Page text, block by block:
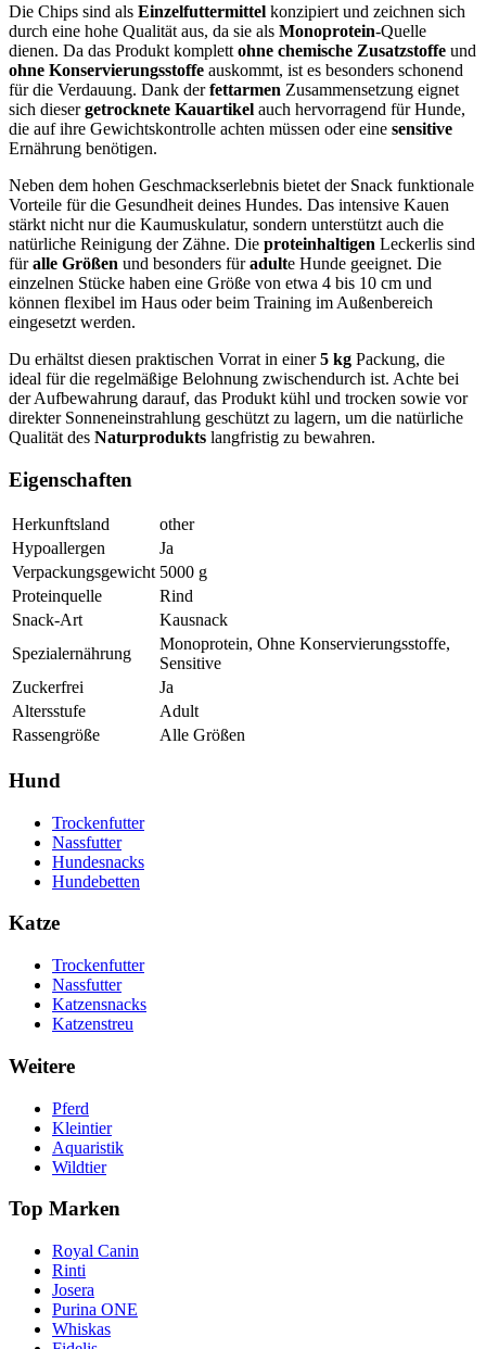
Die Chips sind als Einzelfuttermittel konzipiert und zeichnen sich
durch eine hohe Qualität aus, da sie als Monoprotein-Quelle
dienen. Da das Produkt komplett ohne chemische Zusatzstoffe und
ohne Konservierungsstoffe auskommt, ist es besonders schonend
für die Verdauung. Dank derfettarmen Zusammensetzung eignet
sich diesergetrocknete Kauartikel auch hervorragend für Hunde,
die auf ihre Gewichtskontrolle achten müssen oder eine sensitive
Ernährung benötigen.
Neben dem hohen Geschmackserlebnis bietet der Snack funktionale
Vorteile für die Gesundheit deines Hundes. Das intensive Kauen
stärkt nicht nur die Kaumuskulatur, sondern unterstützt auch die
natürliche Reinigung der Zähne. Die proteinhaltigen Leckerlis sind
füralle Größen und besonders füradulte Hunde geeignet. Die
einzelnen Stücke haben eine Größe von etwa 4 bis 10 cm und
können flexibel im Haus oder beim Training im Außenbereich
eingesetzt werden.
Du erhältst diesen praktischen Vorrat in einer5 kg Packung, die
ideal für die regelmäßige Belohnung zwischendurch ist. Achte bei
der Aufbewahrung darauf, das Produkt kühl und trocken sowie vor
direkter Sonneneinstrahlung geschützt zu lagern, um die natürliche
Qualität des Naturprodukts langfristig zu bewahren.
Eigenschaften
Herkunftsland
other
Hypoallergen
Ja
Verpackungsgewicht 5000 g
Proteinquelle
Rind
Snack-Art
Kausnack
Spezialernährung
Monoprotein, Ohne Konservierungsstoffe,
Sensitive
Zuckerfrei
Ja
Altersstufe
Adult
Rassengröße
Alle Größen
Hund
Trockenfutter
Nassfutter
Hundesnacks
Hundebetten
Katze
Trockenfutter
Nassfutter
Katzensnacks
Katzenstreu
Weitere
Pferd
Kleintier
Aquaristik
Wildtier
Top Marken
Royal Canin
Rinti
Josera
Purina ONE
Whiskas